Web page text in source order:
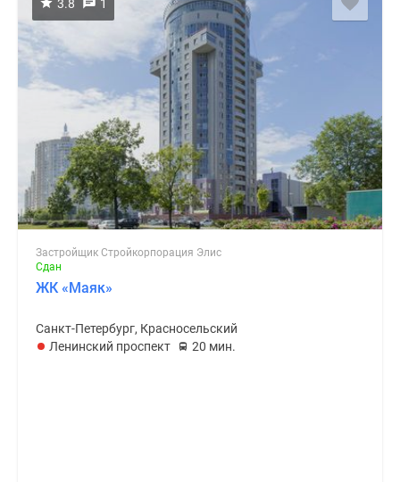
3.8 1
Застройщик Стройкорпорация Элис
Сдан
ЖК «Маяк»
Санкт-Петербург, Красносельский
Ленинский проспект
20 мин.